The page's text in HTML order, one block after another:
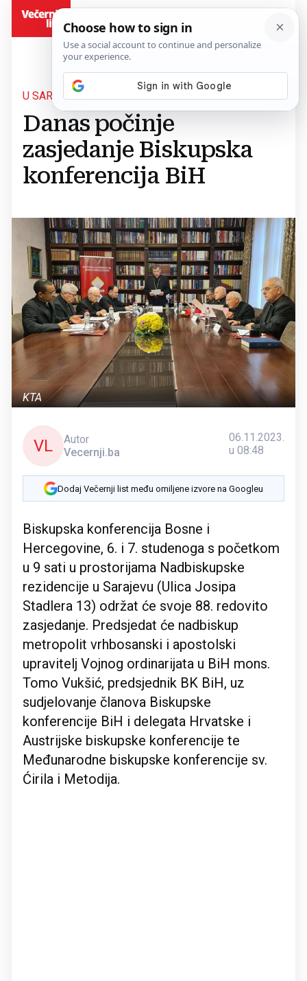
U SARAJEVU
Danas počinje
zasjedanje Biskupska
konferencija BiH
KTA
VL
Autor
Vecernji.ba
06.11.2023.
u 08:48
Dodaj Večernji list među omiljene izvore na Googleu
Biskupska konferencija Bosne i
Hercegovine, 6. i 7. studenoga s početkom
u 9 sati u prostorijama Nadbiskupske
rezidencije u Sarajevu (Ulica Josipa
Stadlera 13) održat će svoje 88. redovito
zasjedanje. Predsjedat će nadbiskup
metropolit vrhbosanski i apostolski
upravitelj Vojnog ordinarijata u BiH mons.
Tomo Vukšić, predsjednik BK BiH, uz
sudjelovanje članova Biskupske
konferencije BiH i delegata Hrvatske i
Austrijske biskupske konferencije te
Međunarodne biskupske konferencije sv.
Ćirila i Metodija.